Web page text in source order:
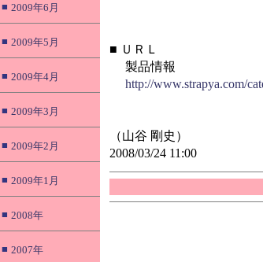
■ 2009年6月
■ 2009年5月
■ 2009年4月
■ 2009年3月
■ 2009年2月
■ 2009年1月
■ 2008年
■ 2007年
■ ＵＲＬ
製品情報
http://www.strapya.com/
（山谷 剛史）
2008/03/24 11:00